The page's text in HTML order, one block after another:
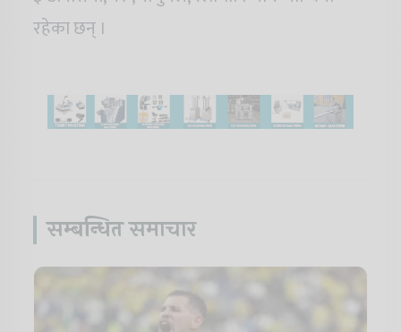
रहेका छन् ।
सम्बन्धित समाचार